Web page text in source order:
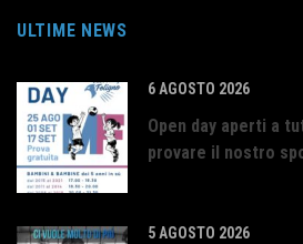
ULTIME NEWS
6 AGOSTO 2026
Open day aperti a
provare il nostro
5 AGOSTO 2026